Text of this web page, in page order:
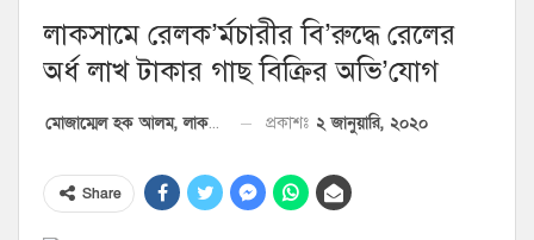
লাকসামে রেলক’র্মচারীর বি’রুদ্ধে রেলের
অর্ধ লাখ টাকার গাছ বিক্রির অভি’যোগ
মোজাম্মেল হক আলম, লাকসাম প্রতিনিধি প্রকাশঃ ২ জানুয়ারি, ২০২০
Share